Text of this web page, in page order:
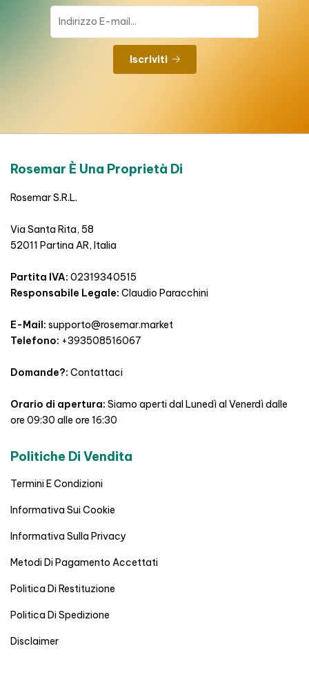
Iscriviti
Rosemar È Una Proprietà Di
Rosemar S.R.L.
Via Santa Rita, 58
52011 Partina AR, Italia
Partita IVA: 02319340515
Responsabile Legale: Claudio Paracchini
E-Mail: supporto@rosemar.market
Telefono: +393508516067
Domande?: Contattaci
Orario di apertura: Siamo aperti dal Lunedì al Venerdì dalle
ore 09:30 alle ore 16:30
Politiche Di Vendita
Termini E Condizioni
Informativa Sui Cookie
Informativa Sulla Privacy
Metodi Di Pagamento Accettati
Politica Di Restituzione
Politica Di Spedizione
Disclaimer